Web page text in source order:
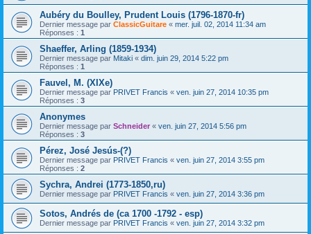
Aubéry du Boulley, Prudent Louis (1796-1870-fr)
Dernier message par ClassicGuitare « mer. juil. 02, 2014 11:34 am
Réponses : 1
Shaeffer, Arling (1859-1934)
Dernier message par Mitaki « dim. juin 29, 2014 5:22 pm
Réponses : 1
Fauvel, M. (XIXe)
Dernier message par PRIVET Francis « ven. juin 27, 2014 10:35 pm
Réponses : 3
Anonymes
Dernier message par Schneider « ven. juin 27, 2014 5:56 pm
Réponses : 3
Pérez, José Jesús-(?)
Dernier message par PRIVET Francis « ven. juin 27, 2014 3:55 pm
Réponses : 2
Sychra, Andrei (1773-1850,ru)
Dernier message par PRIVET Francis « ven. juin 27, 2014 3:36 pm
Sotos, Andrés de (ca 1700 -1792 - esp)
Dernier message par PRIVET Francis « ven. juin 27, 2014 3:32 pm